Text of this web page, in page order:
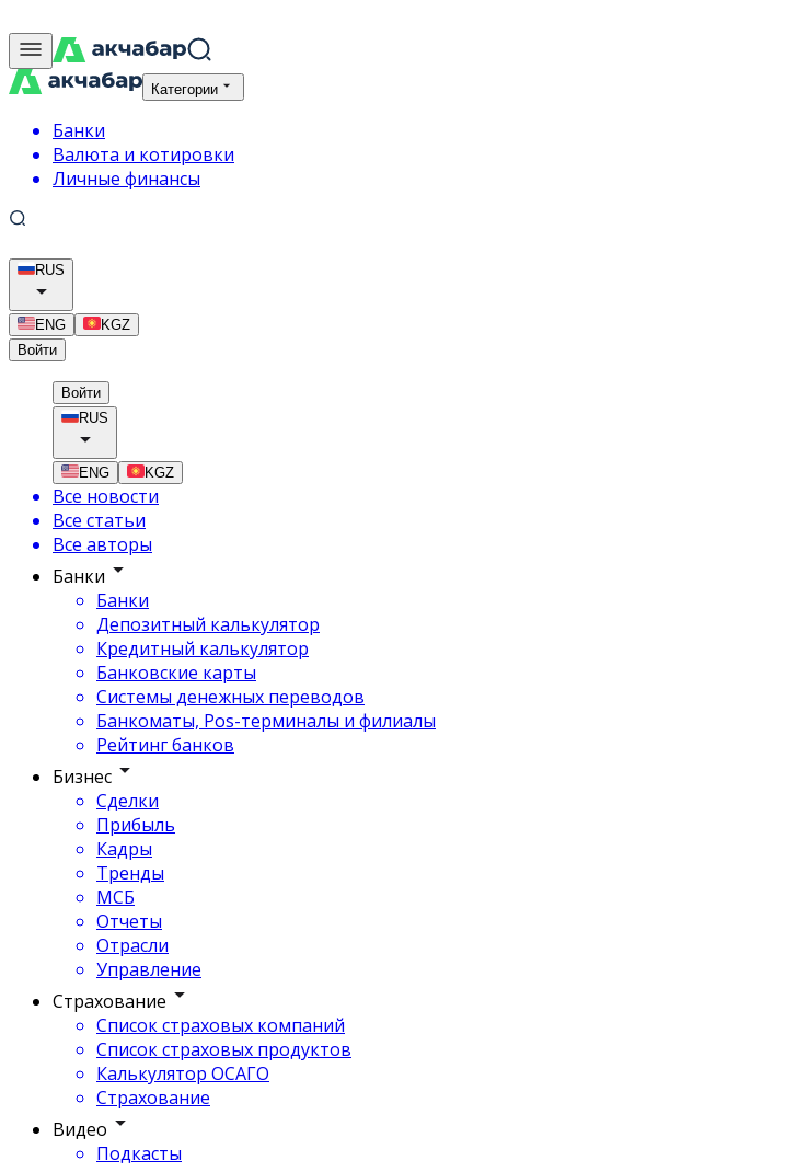
Категории
Банки
Валюта и котировки
Личные финансы
RUS
ENG
KGZ
Войти
Войти
RUS
ENG KGZ
Все новости
Все статьи
Все авторы
Банки
Банки
Депозитный калькулятор
Кредитный калькулятор
Банковские карты
Системы денежных переводов
Банкоматы, Pos-терминалы и филиалы
Рейтинг банков
Бизнес
Сделки
Прибыль
Кадры
Тренды
МСБ
Отчеты
Отрасли
Управление
Страхование
Список страховых компаний
Список страховых продуктов
Калькулятор ОСАГО
Страхование
Видео
Подкасты